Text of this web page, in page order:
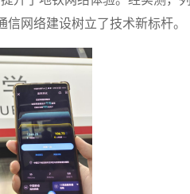
信网络建设树立了技术新标杆。